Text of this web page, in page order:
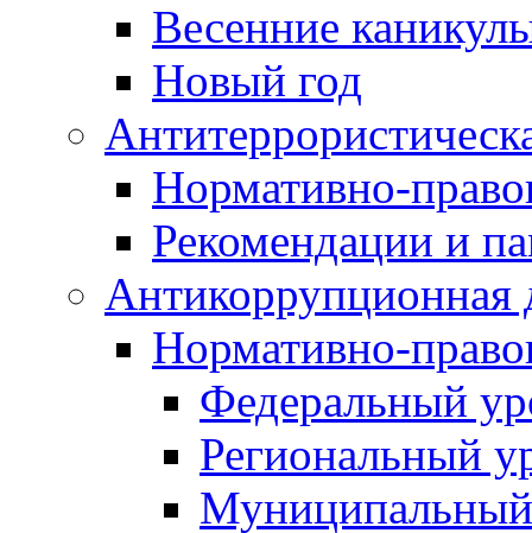
Весенние
Новый год
Нормативно-
Рекомендации и
Антикоррупционная
Нормативно-
Федеральный
Региональный